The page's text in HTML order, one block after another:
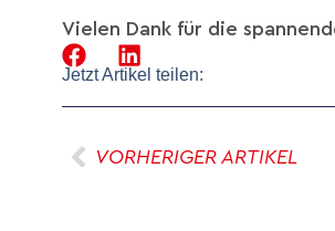
Vielen Dank für die
Jetzt Artikel teilen:
VORHERIGER ARTIKEL